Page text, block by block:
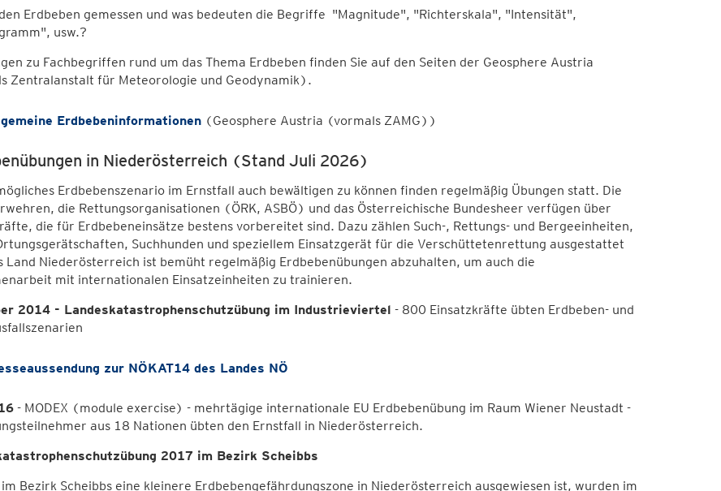
Erdbeben gemessen und was bedeuten die Begriffe "Magnitude", "Richterskala", "Intensität",
usw.?
zu Fachbegriffen rund um das Thema Erdbeben finden Sie auf den Seiten der Geosphere Austria
Zentralanstalt für Meteorologie und Geodynamik).
Erdbebeninformationen(Geosphere Austria (vormals ZAMG))
in Niederösterreich (Stand Juli 2026)
Erdbebenszenario im Ernstfall auch bewältigen zu können finden regelmäßig Übungen statt. Die
die Rettungsorganisationen (ÖRK, ASBÖ) und das Österreichische Bundesheer verfügen über
die für Erdbebeneinsätze bestens vorbereitet sind. Dazu zählen Such-, Rettungs- und Bergeeinheiten,
Suchhunden und speziellem Einsatzgerät für die Verschüttetenrettung ausgestattet
Land Niederösterreich ist bemüht regelmäßig Erdbebenübungen abzuhalten, um auch die
mit internationalen Einsatzeinheiten zu trainieren.
2014 - Landeskatastrophenschutzübung im Industrieviertel - 800 Einsatzkräfte übten Erdbeben- und
zur NÖKAT14 des Landes NÖ
- MODEX (module exercise) - mehrtägige internationale EU Erdbebenübung im Raum Wiener Neustadt -
aus 18 Nationen übten den Ernstfall in Niederösterreich.
2017 im Bezirk Scheibbs
im Bezirk Scheibbs eine kleinere Erdbebengefährdungszone in Niederösterreich ausgewiesen ist, wurden im